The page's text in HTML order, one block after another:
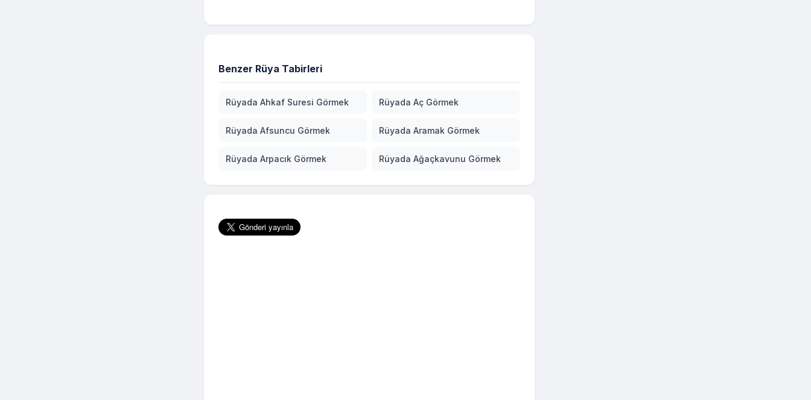
Benzer Rüya Tabirleri
Rüyada Ahkaf Suresi Görmek Rüyada Aç Görmek
Rüyada Afsuncu Görmek Rüyada Aramak Görmek
Rüyada Arpacık Görmek Rüyada Ağaçkavunu Görmek